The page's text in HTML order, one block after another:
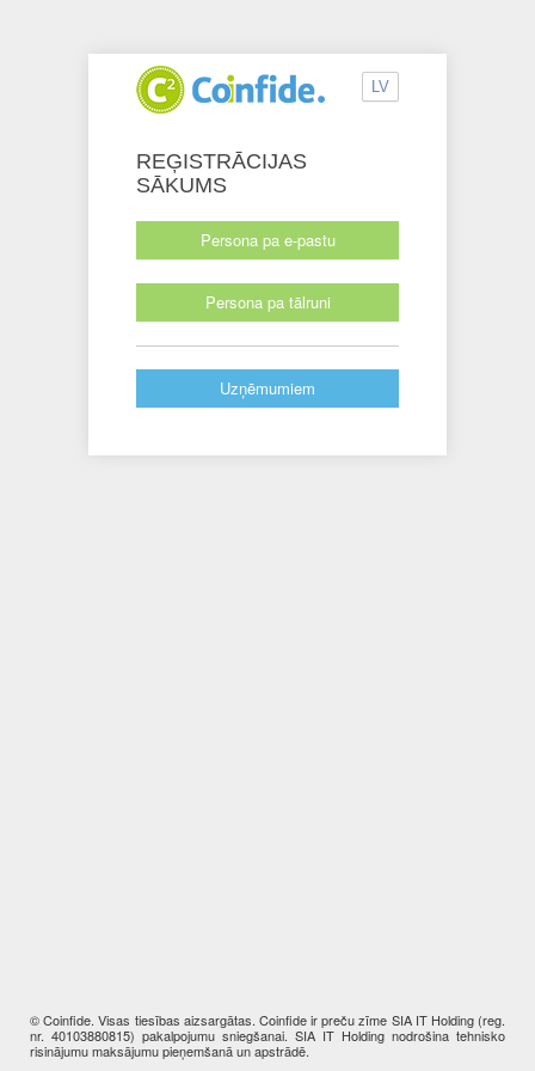
LV
REĢISTRĀCIJAS
SĀKUMS
Persona pa e-pastu
Persona pa tālruni
Uzņēmumiem
© Coinfide. Visas tiesības aizsargātas. Coinfide ir preču zīme SIA IT Holding (reg.
nr. 40103880815) pakalpojumu sniegšanai. SIA IT Holding nodrošina tehnisko
risinājumu maksājumu pieņemšanā un apstrādē.